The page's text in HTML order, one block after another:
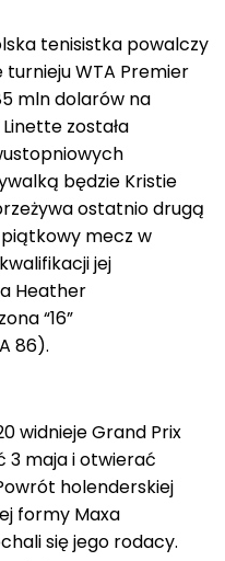
tenisistka powalczy
turnieju WTA Premier
mln dolarów na
została
będzie Kristie
ostatnio drugą
mecz w
jej
Heather
“16”
86).
widnieje Grand Prix
3 maja i otwierać
holenderskiej
formy Maxa
się jego rodacy.